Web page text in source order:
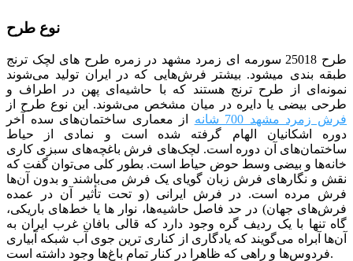
نوع طرح
طرح 25018 سورمه ای زمرد مشهد در زمره طرح های لچک ترنج
طبقه بندی می­شود. بیشتر فرش‌هایی که در ایران تولید می‌شوند
نمونه‌ای از طرح ترنج هستند که با حاشیه‌ای پهن در اطراف و
طرحی بیضی یا دایره در میان مشخص می‌شوند. این نوع طرح از
فرش زمرد مشهد 700 شانه
از
معماری ساختمان‌های سده آخر
دوره اشکانیان الهام گرفته شده است و نمادی از حیاط
ساختمان‌های آن دوره است. لچک‌های فرش باغچه‌های سبزی کاری
خانه‌ها و بیضی وسط حوض حیاط است. بطور کلی می‌توان گفت که
نقش و نگارهای فرش زبان گویای یک فرش می‌باشند و بدون آن‌ها
فرش مرده است. در فرش ایرانی (و تحت تأثیر آن در عمده
فرش‌های جهان) در حد فاصل حاشیه‌ها، نوار ها یا خط‌های باریکی،
‌گاه تنها با یک ردیف گره وجود دارد که قالی بافان غرب ایران به
آن‌ها آبراه می‌گویند که یادگاری از کناری ترین جوی آب شبکه‌ آبیاری
فردوس‌ها و راهی که ظاهرا در کنار تمام باغ‌ها وجود داشته است.